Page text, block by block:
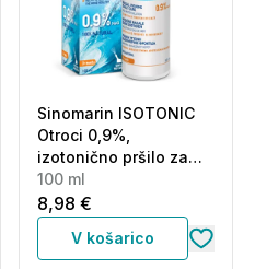
Sinomarin ISOTONIC
Otroci 0,9%,
izotonično pršilo za
nos (100 ml)
100 ml
8,98 €
V košarico